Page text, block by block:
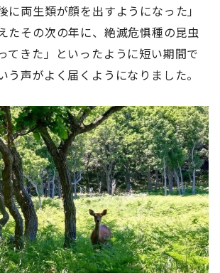
に両生類が顔を出すようになった」
たその次の年に、絶滅危惧種の昆虫
てきた」といったように短い期間で
う声がよく届くようになりました。